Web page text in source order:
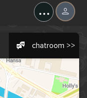
...
chatroom >>